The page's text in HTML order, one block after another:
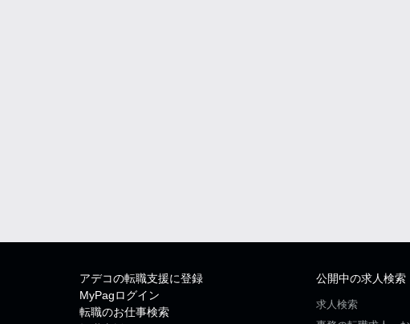
アデコの転職支援に登録
MyPagログイン
転職のお仕事検索
公開中の求人検索
求人検索